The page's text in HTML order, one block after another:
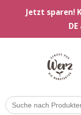
Jetzt sparen!
Search
for: